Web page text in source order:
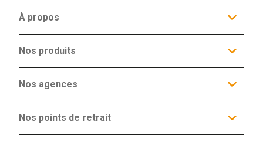
À propos
Galerie d'inspiration
Espaces conseils
Nos produits
Portails et Portillons
Nos agences
59152 Tressin
Nos points de retrait